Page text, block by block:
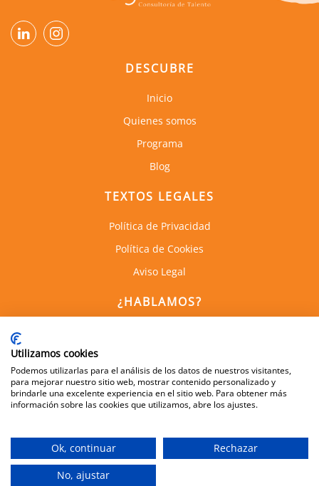
DESCUBRE
Inicio
Quienes somos
Programa
Blog
TEXTOS LEGALES
Política de Privacidad
Política de Cookies
Aviso Legal
¿HABLAMOS?
600 505 083
Aviso Legal |Política de Protección de Datos |Política de Cookies
Ⓒ Factoría de Talento 2013-2023
Utilizamos cookies
Podemos utilizarlas para el análisis de los datos de nuestros visitantes,
para mejorar nuestro sitio web, mostrar contenido personalizado y
brindarle una excelente experiencia en el sitio web. Para obtener más
información sobre las cookies que utilizamos, abre los ajustes.
Ok, continuar
Rechazar
No, ajustar